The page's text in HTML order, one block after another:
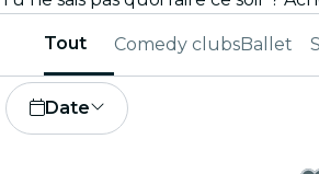
Tout Comedy clubsBallet
Date